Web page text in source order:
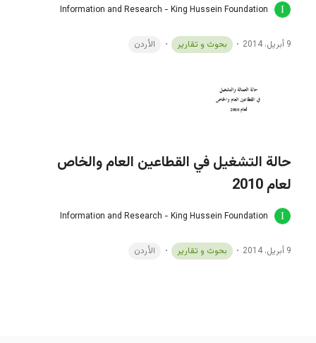
Information and Research - King Hussein Foundation
9 أبريل، 2014 بحوث و تقارير الأردن
حالة التشغيل في القطاعين العام والخاص
لعام 2010
Information and Research - King Hussein Foundation
9 أبريل، 2014 بحوث و تقارير الأردن